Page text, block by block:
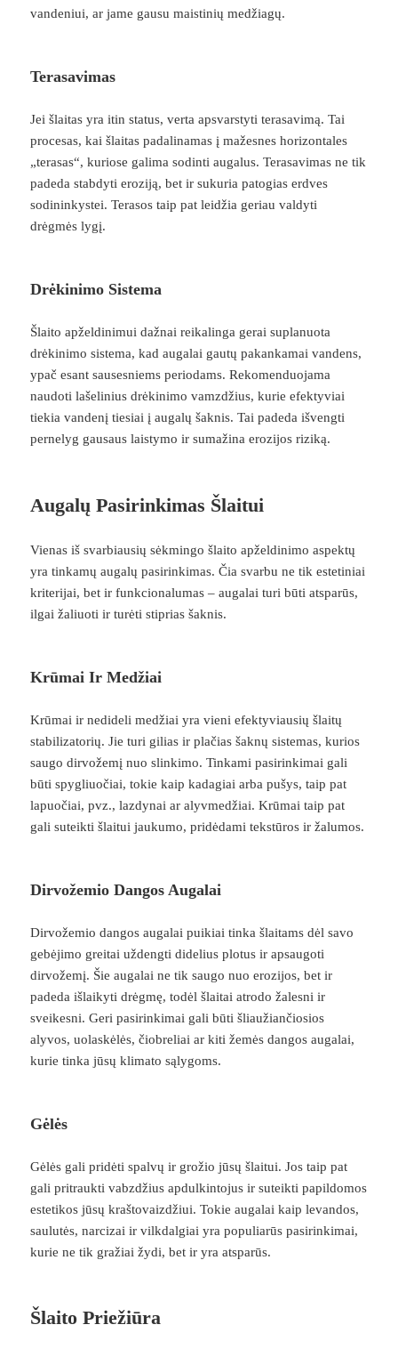
vandeniui, ar jame gausu maistinių medžiagų.
Terasavimas
Jei šlaitas yra itin status, verta apsvarstyti terasavimą. Tai
procesas, kai šlaitas padalinamas į mažesnes horizontales
„terasas“, kuriose galima sodinti augalus. Terasavimas ne tik
padeda stabdyti eroziją, bet ir sukuria patogias erdves
sodininkystei. Terasos taip pat leidžia geriau valdyti
drėgmės lygį.
Drėkinimo Sistema
Šlaito apželdinimui dažnai reikalinga gerai suplanuota
drėkinimo sistema, kad augalai gautų pakankamai vandens,
ypač esant sausesniems periodams. Rekomenduojama
naudoti lašelinius drėkinimo vamzdžius, kurie efektyviai
tiekia vandenį tiesiai į augalų šaknis. Tai padeda išvengti
pernelyg gausaus laistymo ir sumažina erozijos riziką.
Augalų Pasirinkimas Šlaitui
Vienas iš svarbiausių sėkmingo šlaito apželdinimo aspektų
yra tinkamų augalų pasirinkimas. Čia svarbu ne tik estetiniai
kriterijai, bet ir funkcionalumas – augalai turi būti atsparūs,
ilgai žaliuoti ir turėti stiprias šaknis.
Krūmai Ir Medžiai
Krūmai ir nedideli medžiai yra vieni efektyviausių šlaitų
stabilizatorių. Jie turi gilias ir plačias šaknų sistemas, kurios
saugo dirvožemį nuo slinkimo. Tinkami pasirinkimai gali
būti spygliuočiai, tokie kaip kadagiai arba pušys, taip pat
lapuočiai, pvz., lazdynai ar alyvmedžiai. Krūmai taip pat
gali suteikti šlaitui jaukumo, pridėdami tekstūros ir žalumos.
Dirvožemio Dangos Augalai
Dirvožemio dangos augalai puikiai tinka šlaitams dėl savo
gebėjimo greitai uždengti didelius plotus ir apsaugoti
dirvožemį. Šie augalai ne tik saugo nuo erozijos, bet ir
padeda išlaikyti drėgmę, todėl šlaitai atrodo žalesni ir
sveikesni. Geri pasirinkimai gali būti šliaužiančiosios
alyvos, uolaskėlės, čiobreliai ar kiti žemės dangos augalai,
kurie tinka jūsų klimato sąlygoms.
Gėlės
Gėlės gali pridėti spalvų ir grožio jūsų šlaitui. Jos taip pat
gali pritraukti vabzdžius apdulkintojus ir suteikti papildomos
estetikos jūsų kraštovaizdžiui. Tokie augalai kaip levandos,
saulutės, narcizai ir vilkdalgiai yra populiarūs pasirinkimai,
kurie ne tik gražiai žydi, bet ir yra atsparūs.
Šlaito Priežiūra